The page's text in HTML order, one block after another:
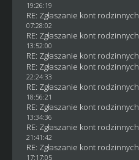
19:26:19
RE: Zgłaszanie kont rodzinnych
07:28:02
RE: Zgłaszanie kont rodzinnych
13:52:00
RE: Zgłaszanie kont rodzinnych
RE: Zgłaszanie kont rodzinnych
22:24:33
RE: Zgłaszanie kont rodzinnych
18:56:21
RE: Zgłaszanie kont rodzinnych
13:34:36
RE: Zgłaszanie kont rodzinnych
21:41:42
RE: Zgłaszanie kont rodzinnych
17:17:05